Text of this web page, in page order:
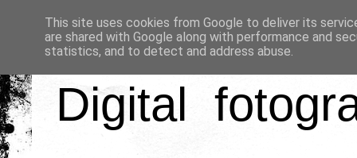
Digital
This site uses cookies from Google to deliver its
are shared with Google along with performance and
statistics, and to detect and address abuse.